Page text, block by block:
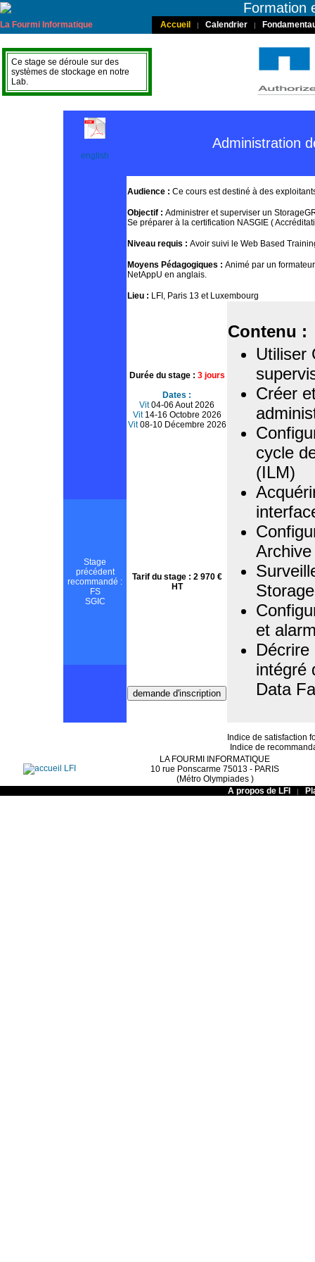
Formation
La Fourmi Informatique Accueil | Calendrier |
Ce stage se déroule sur des
systèmes de stockage en notre
Lab.
english
Administration
Audience : Ce cours est destiné à des
Objectif : Administrer et superviser un
Se préparer à la certification NASGIE (
Niveau requis : Avoir suivi le Web Based
Moyens Pédagogiques : Animé par un
NetAppU en anglais.
Lieu : LFI, Paris 13 et Luxembourg
Durée du stage : 3 jours
Dates :
Vit04-06 Aout 2026
Vit14-16 Octobre 2026
Vit08-10 Décembre 2026
Contenu :
Utiliser
Créer
cycle
(ILM)
Archive
et
intégré
Data
Stage
précédent
recommandé :
FS
SGIC
Tarif du stage : 2 970 €
HT
Indice de satisfaction
Indice de
LA FOURMI INFORMATIQUE
10 rue Ponscarme 75013 - PARIS
(Métro Olympiades )
A propos de LFI
|